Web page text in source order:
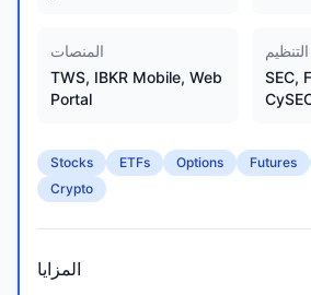
المنصات
TWS, IBKR Mobile, Web
Portal
التنظيم
SEC,
Stocks ETFs Options Futures
Crypto
المزايا